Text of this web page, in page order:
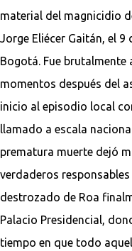
material del magnicidio
Jorge Eliécer Gaitán, el 9
Bogotá. Fue
momentos después del
inicio al episodio local
llamado a escala
prematura muerte dejó
verdaderos
destrozado de Roa
Palacio Presidencial,
tiempo en que todo